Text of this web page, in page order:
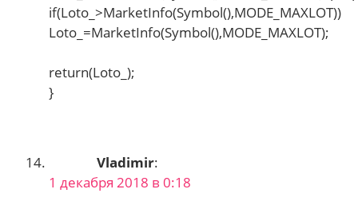
if(Loto_>MarketInfo(Symbol(),MODE_MAXLOT))
Loto_=MarketInfo(Symbol(),MODE_MAXLOT);
return(Loto_);
}
Vladimir:
1 декабря 2018 в 0:18